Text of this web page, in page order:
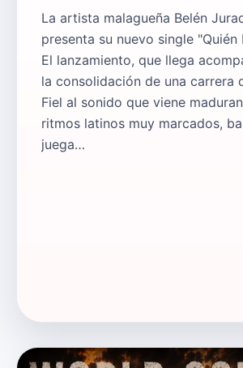
La artista malagueña Belén
presenta su nuevo single
El lanzamiento, que llega
la consolidación de una
Fiel al sonido que viene
ritmos latinos muy marcados,
juega…